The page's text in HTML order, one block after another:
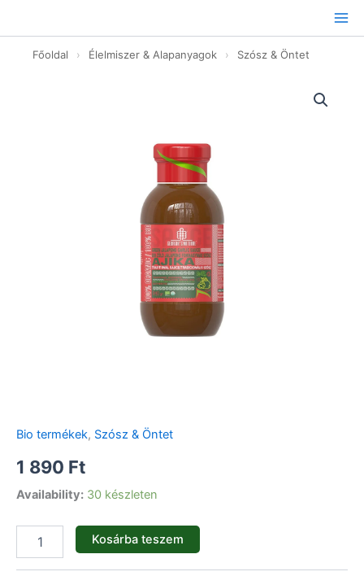
tartalomhoz
Főoldal › Élelmiszer & Alapanyagok › Szósz & Öntet
Bio termékek, Szósz & Öntet
1 890 Ft
Availability: 30 készleten
Kosárba teszem